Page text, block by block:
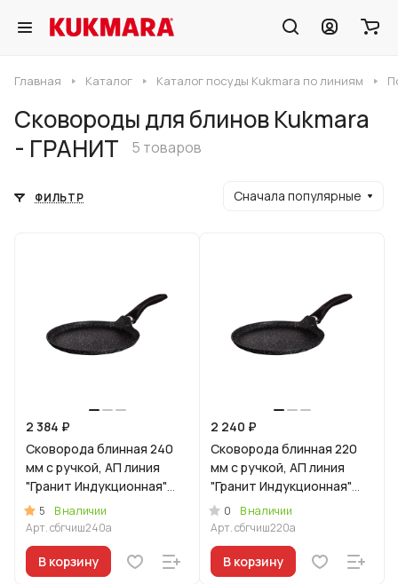
Главная Каталог Каталог посуды Kukmara по линиям
Сковороды для блинов Kukmara
- ГРАНИТ
5 товаров
ФИЛЬТР Сначала популярные
2 384 ₽
Сковорода блинная 240
мм с ручкой, АП линия
"Гранит Индукционная"
(черный)
5
В наличии
Арт.сбгчиш240а
В корзину
2 240 ₽
Сковорода блинная 220
мм с ручкой, АП линия
"Гранит Индукционная"
(черный)
0
В наличии
Арт.сбгчиш220а
В корзину